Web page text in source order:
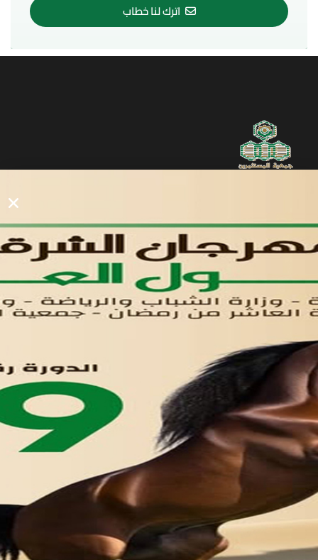
اترك لنا خطاب
في مدينة العاشر من رمضان
روابط مفيدة
القوائم
لوحه التحكم
اتصل بنا
تواصل معنا
مدينة العاشر من رمضان
01221020029
055-4494429
055-4494406
info.triaeg@yahoo.com
info@triaeg-guide.com